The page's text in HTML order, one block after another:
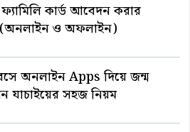
কার্ড আবেদন করার
ও অফলাইন)
অনলাইন Apps দিয়ে জন্ম
যাচাইয়ের সহজ নিয়ম